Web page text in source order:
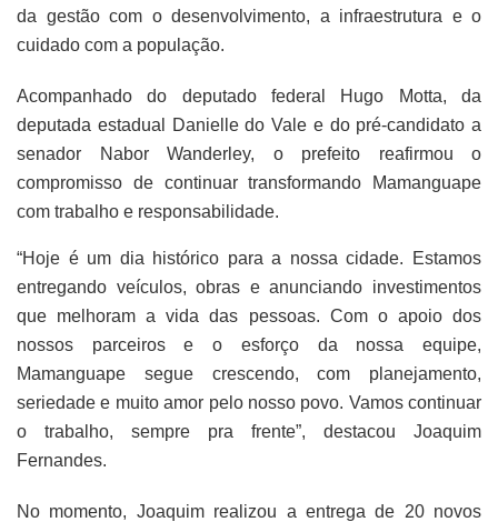
da gestão com o desenvolvimento, a infraestrutura e o
cuidado com a população.
Acompanhado do deputado federal Hugo Motta, da
deputada estadual Danielle do Vale e do pré-candidato a
senador Nabor Wanderley, o prefeito reafirmou o
compromisso de continuar transformando Mamanguape
com trabalho e responsabilidade.
“Hoje é um dia histórico para a nossa cidade. Estamos
entregando veículos, obras e anunciando investimentos
que melhoram a vida das pessoas. Com o apoio dos
nossos parceiros e o esforço da nossa equipe,
Mamanguape segue crescendo, com planejamento,
seriedade e muito amor pelo nosso povo. Vamos continuar
o trabalho, sempre pra frente”, destacou Joaquim
Fernandes.
No momento, Joaquim realizou a entrega de 20 novos